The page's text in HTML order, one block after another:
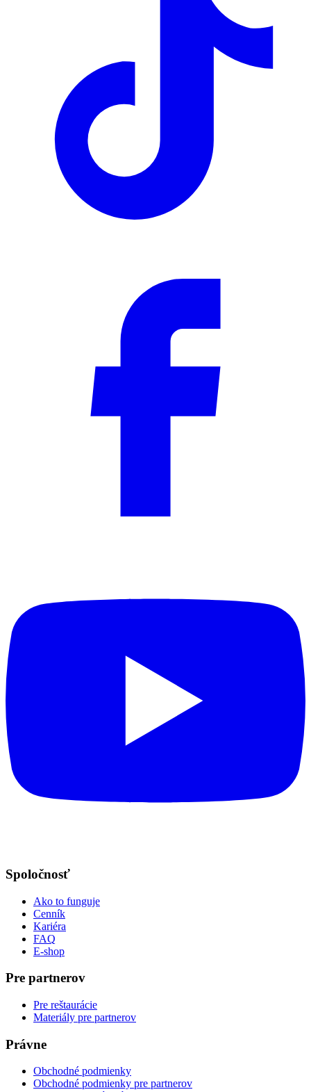
Spoločnosť
Ako to funguje
Cenník
Kariéra
FAQ
E-shop
Pre partnerov
Pre reštaurácie
Materiály pre partnerov
Právne
Obchodné podmienky
Obchodné podmienky pre partnerov